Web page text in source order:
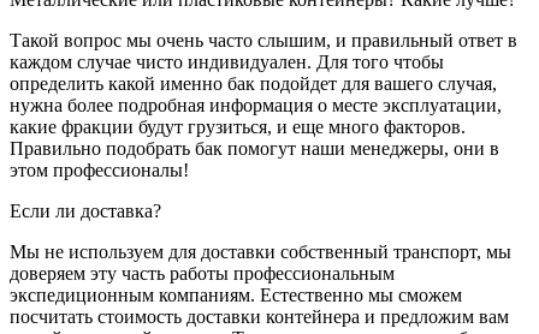
Такой вопрос мы очень часто слышим, и правильный ответ в
каждом случае чисто индивидуален. Для того чтобы
определить какой именно бак подойдет для вашего случая,
нужна более подробная информация о месте эксплуатации,
какие фракции будут грузиться, и еще много факторов.
Правильно подобрать бак помогут наши менеджеры, они в
этом профессионалы!
Если ли доставка?
Мы не используем для доставки собственный транспорт, мы
доверяем эту часть работы профессиональным
экспедиционным компаниям. Естественно мы сможем
посчитать стоимость доставки контейнера и предложим вам